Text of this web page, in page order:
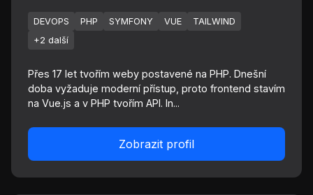
DEVOPS PHP SYMFONY VUE
TAILWIND
+2 další
Přes 17 let tvořím weby postavené na PHP. Dnešní
doba vyžaduje moderní přístup, proto frontend stavím
na Vue.js a v PHP tvořím API. In...
Zobrazit profil